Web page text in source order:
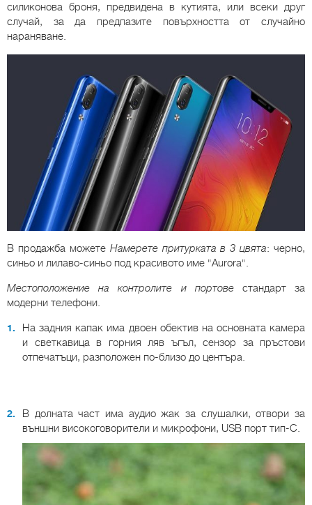
силиконова броня, предвидена в кутията, или всеки друг
случай, за да предпазите повърхността от случайно
нараняване.
В продажба можете Намерете притурката в 3 цвята: черно,
синьо и лилаво-синьо под красивото име "Aurora".
Местоположение на контролите и портовестандарт за
модерни телефони.
На задния капак има двоен обектив на основната камера
и светкавица в горния ляв ъгъл, сензор за пръстови
отпечатъци, разположен по-близо до центъра.
В долната част има аудио жак за слушалки, отвори за
външни високоговорители и микрофони, USB порт тип-C.